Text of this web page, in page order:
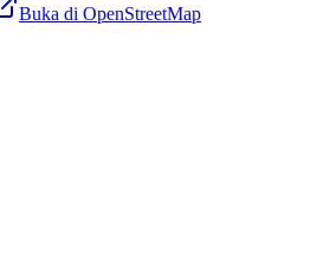
Buka di OpenStreetMap